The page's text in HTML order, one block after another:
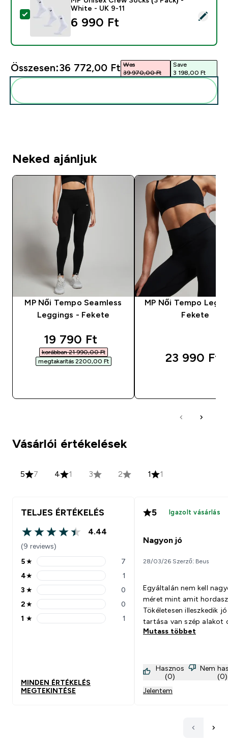
Termék kiválasztása - MP Unisex Crew Socks (3
White - UK 9-11
6 990 Ft‎
Összesen:36 772,00 Ft‎ Was
39 970,00 Ft‎
Save
3 198,00 Ft‎
Neked ajánljuk
MP Női Tempo Seamless
Leggings - Fekete
discounted price
19 790 Ft‎
korábban 21 990,00 Ft‎
megtakarítás 2200,00 Ft‎
MP Női Tempo
Fekete
23 990 Ft‎
Vásárlói értékelések
5 7 4 1 3 2 1 1
TELJES ÉRTÉKELÉS
4.44 out of 5 stars
4.44
(9 reviews)
5 stars rating 7 reviews
5★ 7
4 stars rating 1 reviews
4★ 1
3 stars rating 0 reviews
3 ★ 0
2 stars rating 0 reviews
2★ 0
1 stars rating 1 reviews
1 ★ 1
MINDEN ÉRTÉKELÉS
MEGTEKINTÉSE
5 Igazolt vásárlás
Nagyon jó
28/03/26 Szerző: Beus
Egyáltalán nem kell
méret mint amit
Tökéletesen illeszkedik jó
tartása van szép alakot
Mutass többet
Hasznos
(0)
Nem
(0)
Jelentem